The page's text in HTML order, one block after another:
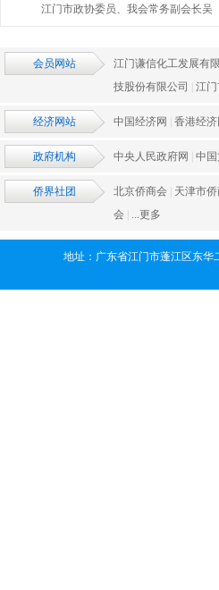
务副会长吴 台山市金桥铝型材厂有限
会员网站 江门谦信化工发展有
技股份有限公司
江门
经济网站 中国经济网 香港经济
政府机构 中央人民政府网 中国
侨界社团 北京侨商会 天津市
会
...更多
地址：广东省江门市蓬江区东华